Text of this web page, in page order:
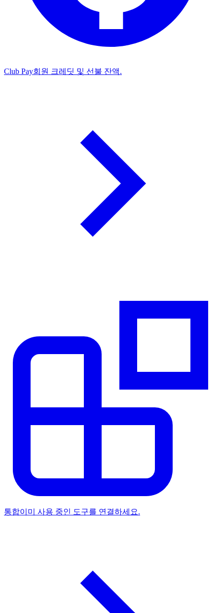
Club Pay회원 크레딧 및 선불 잔액.
통합이미 사용 중인 도구를 연결하세요.